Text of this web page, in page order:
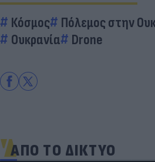
Κόσμος Πόλεμος στην
Ουκρανία
Drone
ΑΠΟ ΤΟ ΔΙΚΤΥΟ